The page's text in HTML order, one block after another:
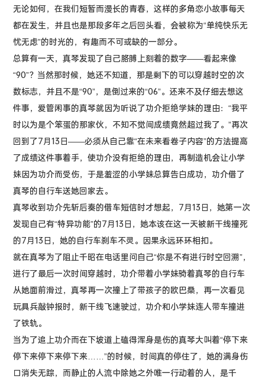
无论如何，在我们短暂而漫长的青春，这样的多角恋小故事每天
都在发生，并且也是那段多年之后回头看，会被称为“单纯快乐无
忧无虑”的时光的，有趣而不可或缺的一部分。
总算有一天，真琴发现了自己胳膊上刻着的数字——看起来像
“90”？当然那时候，她还不知道，那是剩下的可以穿越时空的次
数标志，并且不是“90”，是倒过来的“06”。还来不及仔细去想这
件事，爱管闲事的真琴就因为听说了功介拒绝学妹的理由：“我平
时以为是个笨蛋的那家伙，不知不觉间成绩竟然超过我了。”再次
回到了7月13日——必须从自己靠“在未来看卷子内容”的方法提高
了成绩这件事着手，使功介没有拒绝的理由，再制造机会让小学
妹因为功介而受伤，于是羞涩的小学妹总算告白成功，功介借了
真琴的自行车送她回家去。
真琴收到功介先斩后奏的借车短信时才想起，7月13日，她第一次
发现自己有“特异功能”的7月13日，她本该在这一天被新干线撞死
的7月13日，她的自行车刹车不灵。因果永远环环相扣。
就在真琴为了阻止千昭在电话里问自己“你是不有进行时空回溯”，
进行了最后一次时间穿越时，功介带着小学妹骑着真琴的自行车
从她面前滑过，真琴再一次撞上了带孩子的欧巴桑，再一次看见
玩具兵敲钟报时，新干线飞速驶过，功介和小学妹连人带车撞进
了铁轨。
当为了追上功介而在下坡道上磕得浑身是伤的真琴大叫着“停下来
停下来停下来停下来……”的时候，时间真的停住了，她的满身伤
口消失无踪，而静止的人流中除她之外唯一行动着的人，是千